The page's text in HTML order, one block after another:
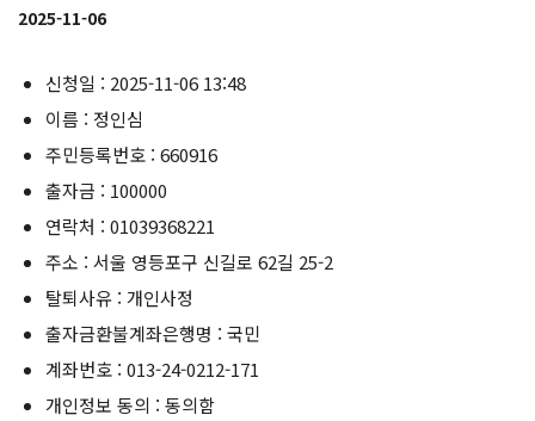
2025-11-06
신청일 : 2025-11-06 13:48
이름 : 정인심
주민등록번호 : 660916
출자금 : 100000
연락처 : 01039368221
주소 : 서울 영등포구 신길로 62길 25-2
탈퇴사유 : 개인사정
출자금환불계좌은행명 : 국민
계좌번호 : 013-24-0212-171
개인정보 동의 : 동의함